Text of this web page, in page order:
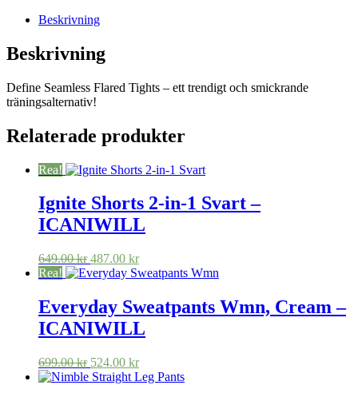
Beskrivning
Beskrivning
Define Seamless Flared Tights – ett trendigt och smickrande
träningsalternativ!
Relaterade produkter
Rea!
Ignite Shorts 2-in-1 Svart –
ICANIWILL
649.00kr Det
ursprungliga
var:
649.00 kr.
487.00 krDet
nuvarande
487.00 kr.
Rea!
Everyday Sweatpants Wmn, Cream –
ICANIWILL
699.00kr Det
ursprungliga
524.00 krDet
nuvarande